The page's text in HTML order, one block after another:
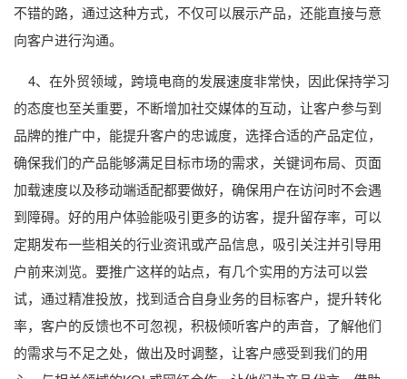
不错的路，通过这种方式，不仅可以展示产品，还能直接与意
向客户进行沟通。
4、在外贸领域，跨境电商的发展速度非常快，因此保持学习
的态度也至关重要，不断增加社交媒体的互动，让客户参与到
品牌的推广中，能提升客户的忠诚度，选择合适的产品定位，
确保我们的产品能够满足目标市场的需求，关键词布局、页面
加载速度以及移动端适配都要做好，确保用户在访问时不会遇
到障碍。好的用户体验能吸引更多的访客，提升留存率，可以
定期发布一些相关的行业资讯或产品信息，吸引关注并引导用
户前来浏览。要推广这样的站点，有几个实用的方法可以尝
试，通过精准投放，找到适合自身业务的目标客户，提升转化
率，客户的反馈也不可忽视，积极倾听客户的声音，了解他们
的需求与不足之处，做出及时调整，让客户感受到我们的用